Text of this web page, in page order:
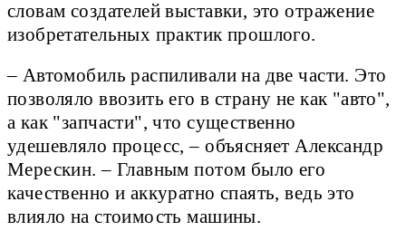
словам создателей выставки, это отражение
изобретательных практик прошлого.
– Автомобиль распиливали на две части. Это
позволяло ввозить его в страну не как "авто",
а как "запчасти", что существенно
удешевляло процесс, – объясняет Александр
Мерескин. – Главным потом было его
качественно и аккуратно спаять, ведь это
влияло на стоимость машины.